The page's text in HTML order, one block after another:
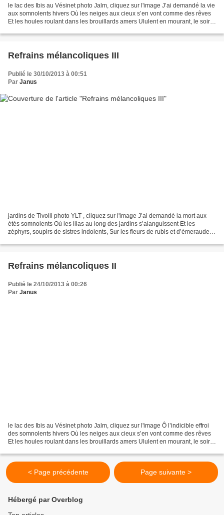
le lac des Ibis au Vésinet photo Jalm, cliquez sur l'image J’ai demandé la vie
aux somnolents hivers Où les neiges aux cieux s’en vont comme des rêves
Et les houles roulant dans les brouillards amers Ululent en mourant, le soir,
Refrains mélancoliques III
Publié le 30/10/2013 à 00:51
Par Janus
jardins de Tivolli photo YLT , cliquez sur l'image J’ai demandé la mort aux
étés somnolents Où les lilas au long des jardins s’alanguissent Et les
zéphyrs, soupirs de sistres indolents, Sur les fleurs de rubis et d’émeraude
Refrains mélancoliques II
Publié le 24/10/2013 à 00:26
Par Janus
le lac des Ibis au Vésinet photo Jalm, cliquez sur l'image Ô l’indicible effroi
des somnolents hivers Où les neiges aux cieux s’en vont comme des rêves
Et les houles roulant dans les brouillards amers Ululent en mourant, le soir,
< Page précédente Page suivante >
Hébergé par Overblog